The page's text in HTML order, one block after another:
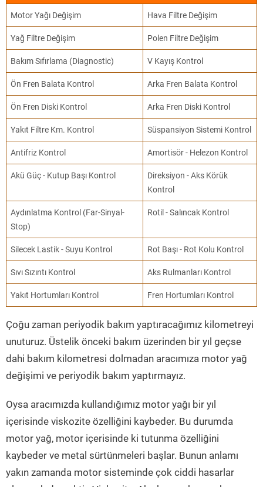
Motor Yağı Değişim Hava Filtre Değişim
Yağ Filtre Değişim Polen Filtre Değişim
Bakım Sıfırlama (Diagnostic) V Kayış Kontrol
Ön Fren Balata Kontrol Arka Fren Balata Kontrol
Ön Fren Diski Kontrol Arka Fren Diski Kontrol
Yakıt Filtre Km. Kontrol Süspansiyon Sistemi Kontrol
Antifriz Kontrol Amortisör - Helezon Kontrol
Akü Güç - Kutup Başı Kontrol
Direksiyon - Aks Körük
Kontrol
Aydınlatma Kontrol (Far-Sinyal-
Stop)
Rotil - Salıncak Kontrol
Silecek Lastik - Suyu Kontrol Rot Başı - Rot Kolu Kontrol
Sıvı Sızıntı Kontrol Aks Rulmanları Kontrol
Yakıt Hortumları Kontrol Fren Hortumları Kontrol
Çoğu zaman periyodik bakım yaptıracağımız kilometreyi
unuturuz. Üstelik önceki bakım üzerinden bir yıl geçse
dahi bakım kilometresi dolmadan aracımıza motor yağ
değişimi ve periyodik bakım yaptırmayız.
Oysa aracımızda kullandığımız motor yağı bir yıl
içerisinde viskozite özelliğini kaybeder. Bu durumda
motor yağ, motor içerisinde ki tutunma özelliğini
kaybeder ve metal sürtünmeleri başlar. Bunun anlamı
yakın zamanda motor sisteminde çok ciddi hasarlar